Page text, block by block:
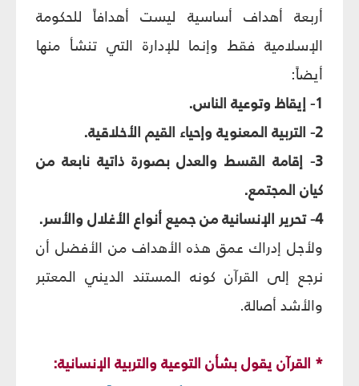
أربعة أهداف أساسية ليست أهدافاً للحكومة
الإسلامية فقط وإنما للإدارة التي تنشأ منها
أيضاً:
1- إيقاظ وتوعية الناس.
2- التربية المعنوية وإحياء القيم الأخلاقية.
3- إقامة القسط والعدل بصورة ذاتية نابعة من
كيان المجتمع.
4- تحرير الإنسانية من جميع أنواع الأغلال والأسر.
ولأجل إدراك عمق هذه الأهداف من الأفضل أن
نرجع إلى القرآن كونه المستند الديني المعتبر
والأشد أصالة.
* القرآن يقول بشأن التوعية والتربية الإنسانية: